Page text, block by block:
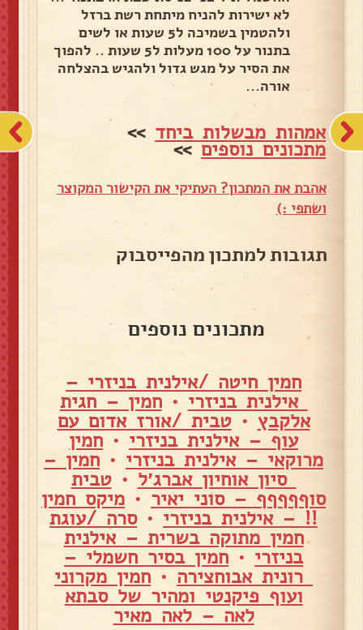
לא ישירות להניח מיתחת רשת ברזל
ולהטמין בשמיכה ל5 שעות או לשים
בתנור על 100 מעלות ל5 שעות .. להפוך
את הסיר על מגש גדול ולהגיש בהצלחה
אורה...
אמהות מבשלות ביחד >>
מתכונים נוספים>>
אהבת את המתכון? העתיקי את הקישור המקוצר
ושתפי :)
תגובות למתכון מהפייסבוק
מתכונים נוספים
חמין חיטה /אילנית בניזרי –
אילנית בניזרי •חמין – חגית
אלקבץ •טבית /אורז אדום עם
עוף – אילנית בניזרי • חמין
מרוקאי – אילנית בניזרי • חמין –
סיון אוחיון אברג׳ל •טבית
סוףףףףף – סוני יאיר • מיקס חמין
!! – אילנית בניזרי •סרה /עוגת
חמין מתוקה בשרית – אילנית
בניזרי • חמין בסיר חשמלי –
רונית אבוחצירה • חמין מקרוני
ועוף פיקנטי ומהיר של סבתא
לאה – לאה מאיר